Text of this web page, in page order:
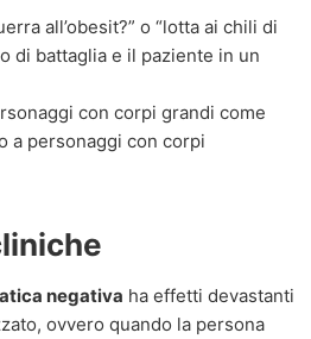
all’obesit?” o “lotta ai chili di
di battaglia e il paziente in un
con corpi grandi come
a personaggi con corpi
negativa ha effetti devastanti
ovvero quando la persona